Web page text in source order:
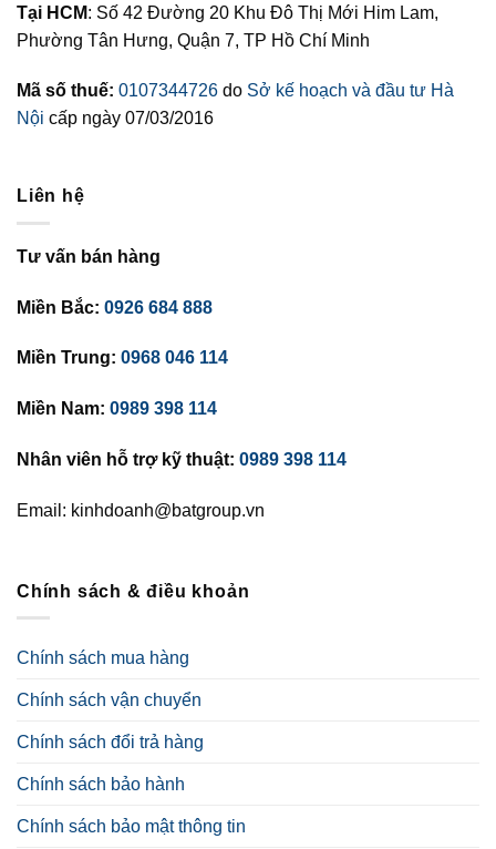
Tại HCM: Số 42 Đường 20 Khu Đô Thị Mới Him Lam,
Phường Tân Hưng, Quận 7, TP Hồ Chí Minh
Mã số thuế: 0107344726 do Sở kế hoạch và đầu tư Hà
Nội cấp ngày 07/03/2016
Liên hệ
Tư vấn bán hàng
Miền Bắc: 0926 684 888
Miền Trung: 0968 046 114
Miền Nam: 0989 398 114
Nhân viên hỗ trợ kỹ thuật: 0989 398 114
Email: kinhdoanh@batgroup.vn
Chính sách & điều khoản
Chính sách mua hàng
Chính sách vận chuyển
Chính sách đổi trả hàng
Chính sách bảo hành
Chính sách bảo mật thông tin